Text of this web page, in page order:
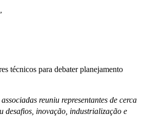
técnicos para debater planejamento
reuniu representantes de cerca
desafios, inovação, industrialização e